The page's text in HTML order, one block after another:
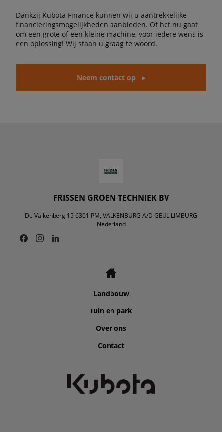
Dankzij Kubota Finance kunnen wij u aantrekkelijke
financieringsmogelijkheden aanbieden. Of het nu gaat
om een grote of een kleine machine, voor iedere wens is
een oplossing! Wij staan u graag te woord.
Neem contact op
FRISSEN GROEN TECHNIEK BV
De Valkenberg 15 6301 PM, VALKENBURG A/D GEUL LIMBURG
Nederland
Landbouw
Tuin en park
Over ons
Contact